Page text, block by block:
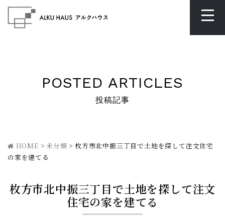
POSTED ARTICLES
投稿記事
HOME > 未分類 > 枚方市北中振三丁目で土地を探して注文住宅
の家を建てる
枚方市北中振三丁目で土地を探して注文
住宅の家を建てる